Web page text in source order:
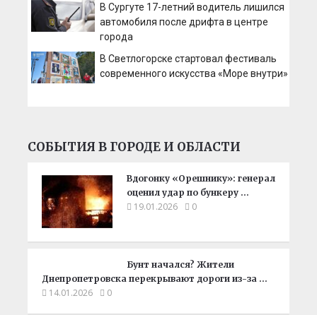
В Сургуте 17-летний водитель лишился
автомобиля после дрифта в центре
города
В Светлогорске стартовал фестиваль
современного искусства «Море внутри»
СОБЫТИЯ В ГОРОДЕ И ОБЛАСТИ
Вдогонку «Орешнику»: генерал
оценил удар по бункеру …
19.01.2026 0
Бунт начался? Жители
Днепропетровска перекрывают дороги из-за …
14.01.2026 0